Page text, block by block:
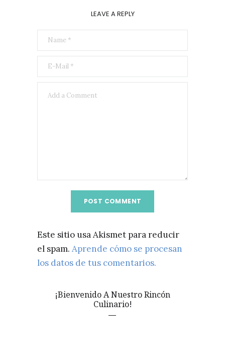
LEAVE A REPLY
Este sitio usa Akismet para reducir
el spam. Aprende cómo se procesan
los datos de tus comentarios.
¡Bienvenido A Nuestro Rincón
Culinario!